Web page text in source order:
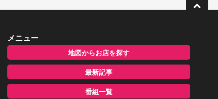
メニュー
地図からお店を探す
最新記事
番組一覧